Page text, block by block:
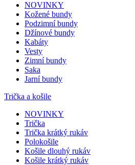
NOVINKY
Kožené bundy
Podzimní bundy
Džínové bundy
Kabáty
Vesty
Zimní bundy
Saka
Jarní bundy
Trička a košile
NOVINKY
Trička
Trička krátký rukáv
Polokošile
Košile dlouhý rukáv
Košile krátký rukáv